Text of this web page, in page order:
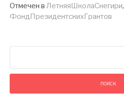
Отмечен в ЛетняяШколаСнегири,
ФондПрезидентскихГрантов